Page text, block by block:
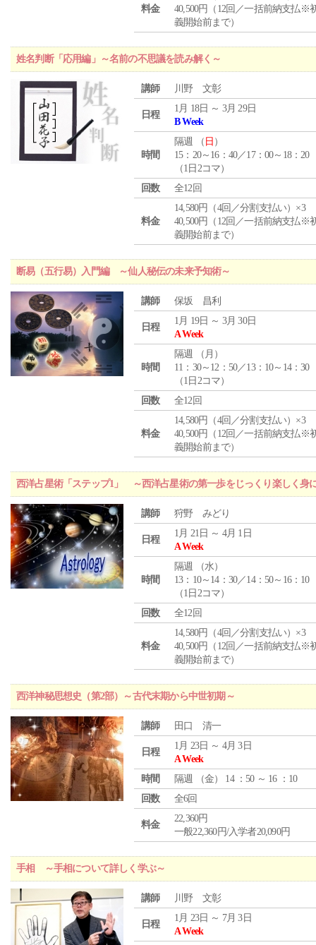
料金
40,500円（12回／一括前納支払※
義開始前まで）
姓名判断「応用編」～名前の不思議を読み解く～
講師 川野 文彰
日程
1月 18日 ～ 3月 29日
B Week
時間
隔週 （ 日 ）
15：20～16：40／17：00～18：20
（1日2コマ）
回数
全12回
料金
14,580円（4回／分割支払い）×3
40,500円（12回／一括前納支払※
義開始前まで）
断易（五行易）入門編 ～仙人秘伝の未来予知術～
講師 保坂 昌利
日程
1月 19日 ～ 3月 30日
A Week
時間
隔週 （ 月 ）
11：30～12：50／13：10～14：30
（1日2コマ）
回数
全12回
料金
14,580円（4回／分割支払い）×3
40,500円（12回／一括前納支払※
義開始前まで）
西洋占星術「ステップ1」 ～西洋占星術の第一歩をじっくり楽しく身
講師 狩野 みどり
日程
1月 21日 ～ 4月 1日
A Week
時間
隔週 （水）
13：10～14：30／14：50～16：10
（1日2コマ）
回数
全12回
料金
14,580円（4回／分割支払い）×3
40,500円（12回／一括前納支払※
義開始前まで）
西洋神秘思想史（第2部）～古代末期から中世初期～
講師 田口 清一
日程
1月 23日 ～ 4月 3日
A Week
時間
隔週 （金） 14 ：50 ～ 16 ：10
回数
全6回
料金
22,360円
一般22,360円/入学者20,090円
手相 ～手相について詳しく学ぶ～
講師 川野 文彰
日程
1月 23日 ～ 7月 3日
A Week